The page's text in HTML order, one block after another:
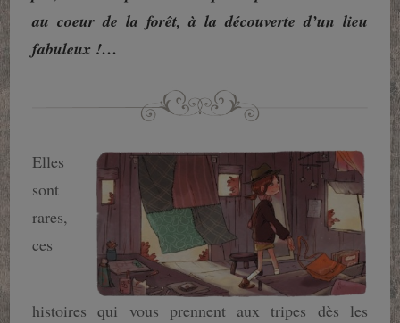
au coeur de la forêt, à la découverte d’un lieu
fabuleux !…
Elles
sont
rares,
ces
histoires qui vous prennent aux tripes dès les